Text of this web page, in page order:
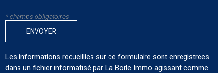
* champs obligatoires
ENVOYER
Les informations recueillies sur ce formulaire sont enregistrées
dans un fichier informatisé par La Boite Immo agissant comme